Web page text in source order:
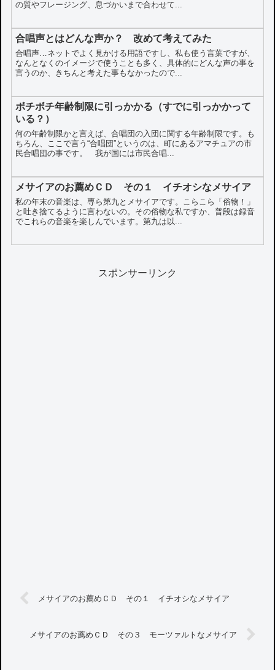
の質やフレージング、息づかいまで合わせて...
合唱声とはどんな声か？ 改めて考えてみた
合唱声…ネットでよく見かける用語ですし、私も使う言葉ですが、
なんとなくのイメージで使うことも多く、具体的にどんな声の事を
言うのか、きちんと考えた事もなかったので...
ボチボチ年齢制限に引っかかる（すでに引っかかって
いる？）
何の年齢制限かと言えば、合唱団の入団に関する年齢制限です。も
ちろん、ここで言う“合唱団”というのは、町にあるアマチュアの市
民合唱団の事です。 我が国には市民合唱...
メサイアのお薦めＣＤ その１ イチオシなメサイア
私の年末の音楽は、専ら第九とメサイアです。こらこら「俗物！」
と吐き捨てるように言わないの。その俗物な私ですか、普段は録音
でこれらの音楽を楽しんでいます。第九は以...
スポンサーリンク
メサイアのお薦めＣＤ その１ イチオシなメサイア
メサイアのお薦めＣＤ その３ モーツァルトなメサイア